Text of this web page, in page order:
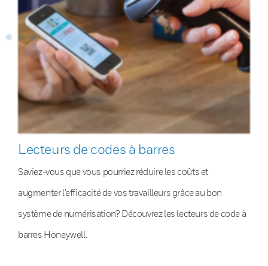
Lecteurs de codes à barres
Saviez-vous que vous pourriez réduire les coûts et
augmenter l’efficacité de vos travailleurs grâce au bon
système de numérisation? Découvrez les lecteurs de code à
barres Honeywell.